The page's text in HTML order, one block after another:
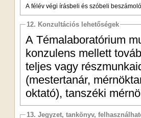
A félév végi írásbeli és szóbeli
12. Konzultációs lehetőségek
A Témalaboratórium
konzulens mellett
teljes vagy
(mestertanár,
oktató), tanszéki
13. Jegyzet, tankönyv,